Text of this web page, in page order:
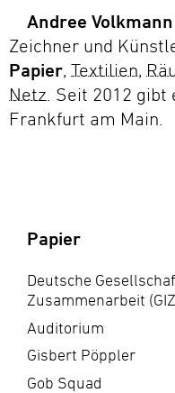
Papier Textilien
Netz
Papier
Deutsche
Zusammenarbeit
Auditorium
Gisbert Pöppler
Gob Squad
Andree Volkmann
Zeichner und
Papier, Textilien,
Netz . Seit 2012 gibt
Frankfurt am Main.